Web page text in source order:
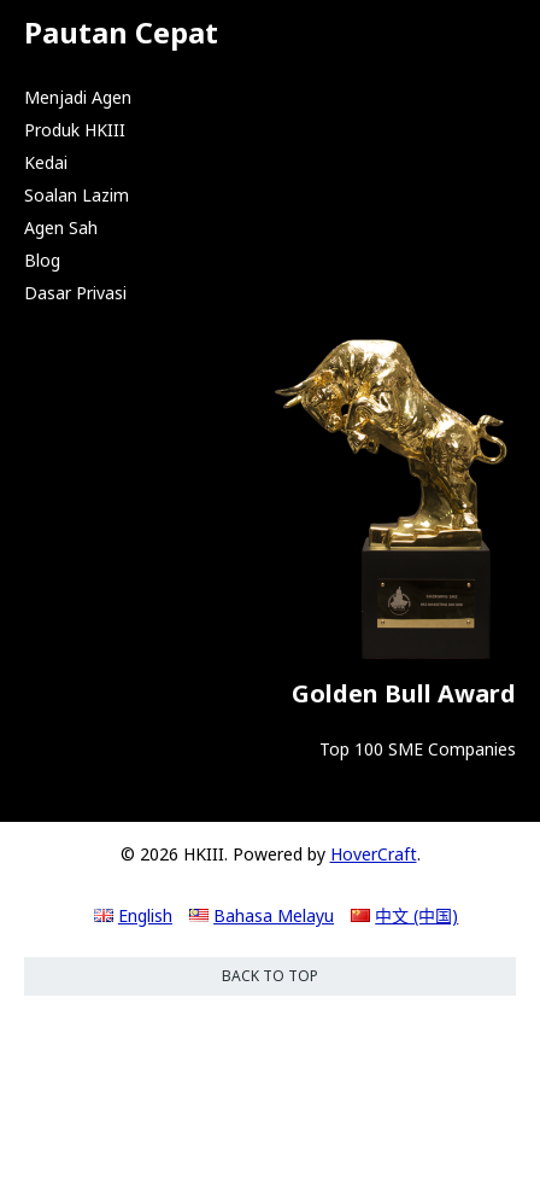
Pautan Cepat
Menjadi Agen
Produk HKIII
Kedai
Soalan Lazim
Agen Sah
Blog
Dasar Privasi
Golden Bull Award
Top 100 SME Companies
© 2026 HKIII. Powered by HoverCraft.
English Bahasa Melayu 中文 (中国)
BACK TO TOP